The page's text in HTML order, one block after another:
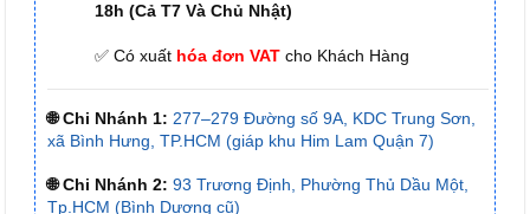
18h (Cả T7 Và Chủ Nhật)
✅ Có xuất hóa đơn VAT cho Khách Hàng
🌐 Chi Nhánh 1: 277–279 Đường số 9A, KDC Trung Sơn,
xã Bình Hưng, TP.HCM (giáp khu Him Lam Quận 7)
🌐 Chi Nhánh 2: 93 Trương Định, Phường Thủ Dầu Một,
Tp.HCM (Bình Dương cũ)